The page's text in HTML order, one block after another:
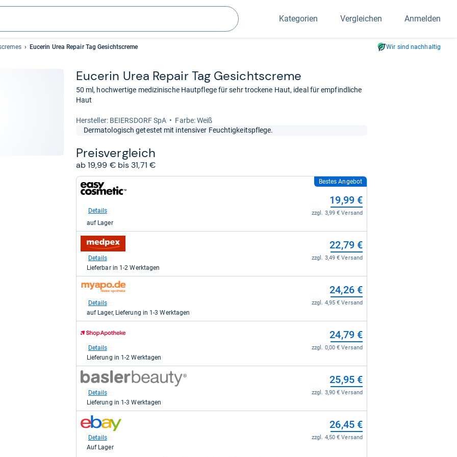
Suchen
Kategorien Vergleichen Anmelden
Eucerin Urea Repair Tag Gesichtscreme Wir sind nachhaltig
Euce­rin Urea Repair Tag Gesichts­creme
50 ml, hochwertige medizinische Hautpflege für sehr trockene Haut, ideal für empfindliche
Haut
Her­stel­ler: BEIERSDORF SpA
Farbe: Weiß
Dermatologisch getestet mit intensiver Feuchtigkeitspflege.
Preis­ver­gleich
ab 19,99 € bis 31,71 €
zum
Shop:
easycosmetic
19,99
kaufen.
Bestes Angebot
19,99 €
zzgl. 3,99 € Versand
Details
auf Lager
zum
Shop:
medpex
für
kaufen.
22,79 €
zzgl. 3,49 € Versand
Details
Lieferbar in 1-2 Werktagen
zum
myapo.de
für
kaufen.
24,26 €
zzgl. 4,95 € Versand
Details
auf Lager, Lieferung in 1-3 Werktagen
zum
Shop:
Shop
Apotheke
DE
für
kaufen.
24,79 €
zzgl. 0,00 € Versand
Details
Lieferung in 1-2 Werktagen
zum
Shop:
basler-
beauty.de
25,95
25,95 €
zzgl. 3,90 € Versand
Details
Lieferung in 1-3 Werktagen
zum
Shop:
eBay
für
26,45 €
zzgl. 4,50 € Versand
Details
Auf Lager